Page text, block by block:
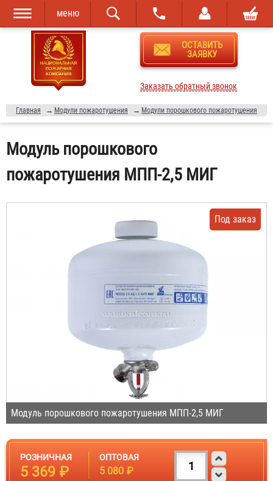
Перейти к
основному
содержанию
Skip to
navigation
меню
ОСТАВИТЬ
ЗАЯВКУ
Заказать обратный звонок
Главная → Модули пожаротушения → Модули порошкового пожаротушения
Модуль порошкового
пожаротушения МПП-2,5 МИГ
Модуль порошкового пожаротушения МПП-2,5 МИГ
Под заказ
РОЗНИЧНАЯ
5 369 ₽
ОПТОВАЯ
5 080 ₽